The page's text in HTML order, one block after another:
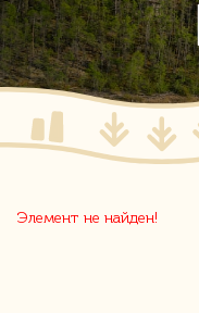
Элемент не найден!